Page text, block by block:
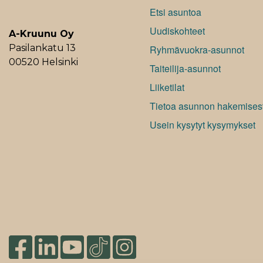
A-Kruunu Oy
Pasilankatu 13
00520 Helsinki
Etsi asuntoa
Uudiskohteet
Ryhmävuokra-asunnot
Taiteilija-asunnot
Liiketilat
Tietoa asunnon
Usein kysytyt kysymykset